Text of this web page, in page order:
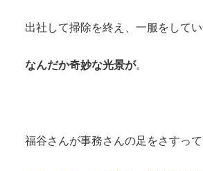
出社して掃除を終え、一服をしてい
なんだか奇妙な光景が。
福谷さんが事務さんの足をさすっ